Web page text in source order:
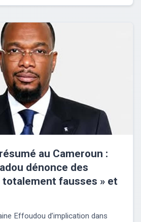
au Cameroun :
dénonce des
totalement fausses » et
Effoudou d’implication dans